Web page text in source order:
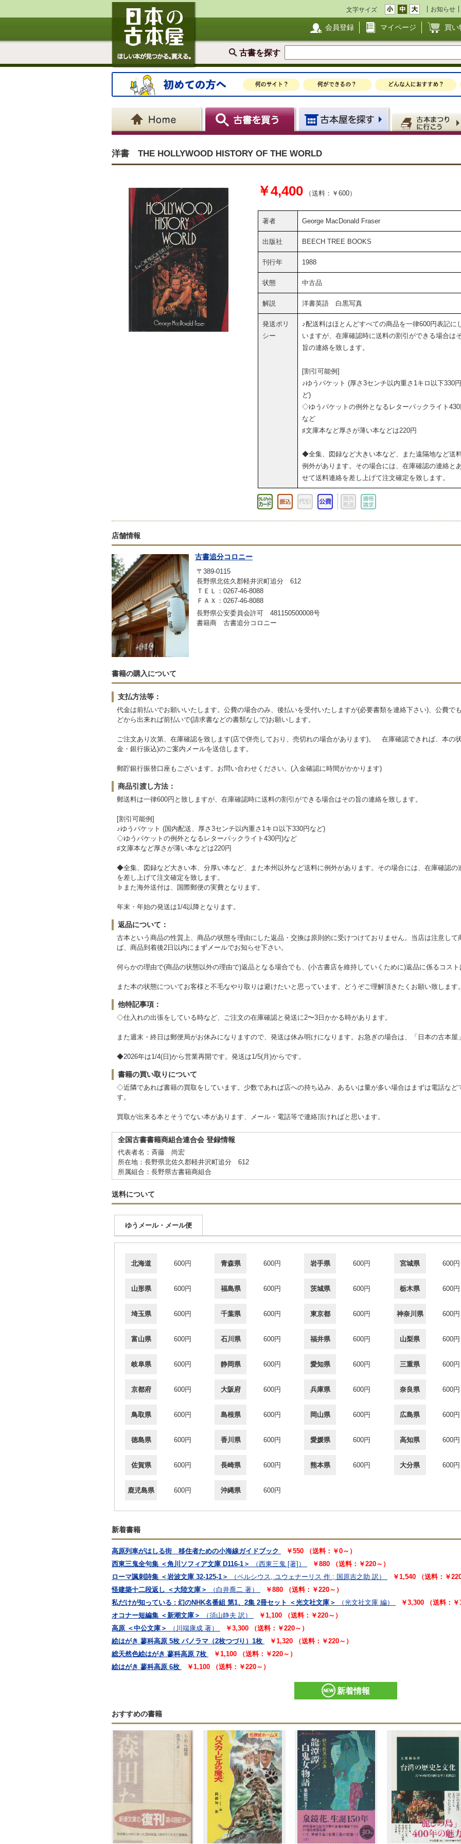
文字サイズ お知らせ
会員登録 マイページ 買い
古書を探す
洋書 THE HOLLYWOOD HISTORY OF THE WORLD
￥4,400 （送料：￥600）
著者 George MacDonald Fraser
出版社 BEECH TREE BOOKS
刊行年 1988
状態 中古品
解説 洋書英語 白黒写真
発送ポリ
シー
♪配送料はほとんどすべての商品を一律600円表記に
いますが、在庫確認時に送料の割引ができる場合は
旨の連絡を致します。
[割引可能例]
♪ゆうパケット (厚さ3センチ以内重さ1キロ以下330
ど)
◇ゆうパケットの例外となるレターパックライト430
など
♯文庫本など厚さが薄い本などは220円
◆全集、図録など大きい本など、また遠隔地など送
例外があります。その場合には、在庫確認の連絡と
せて送料連絡を差し上げて注文確定を致します。
店舗情報
古書追分コロニー
〒389-0115
長野県北佐久郡軽井沢町追分 612
ＴＥＬ：0267-46-8088
ＦＡＸ：0267-46-8088
長野県公安委員会許可 481150500008号
書籍商 古書追分コロニー
書籍の購入について
支払方法等：
代金は前払いでお願いいたします。公費の場合のみ、後払いを受付いたしますが(必要書類を連絡下さい)、公費で
どから出来れば前払いで(請求書などの書類なしで)お願いします。
ご注文あり次第、在庫確認を致します(店で併売しており、売切れの場合があります)。 在庫確認できれば、本の
金・銀行振込)のご案内メールを送信します。
郵貯銀行振替口座もございます。お問い合わせください。(入金確認に時間がかかります)
商品引渡し方法：
郵送料は一律600円と致しますが、在庫確認時に送料の割引ができる場合はその旨の連絡を致します。
[割引可能例]
♪ゆうパケット (国内配送、厚さ3センチ以内重さ1キロ以下330円など)
◇ゆうパケットの例外となるレターパックライト430円)など
♯文庫本など厚さが薄い本などは220円
◆全集、図録など大きい本、分厚い本など、また本州以外など送料に例外があります。その場合には、在庫確認
を差し上げて注文確定を致します。
♭また海外送付は、国際郵便の実費となります。
年末・年始の発送は1/4以降となります。
返品について：
古本という商品の性質上、商品の状態を理由にした返品・交換は原則的に受けつけておりません。当店は注意し
ば、商品到着後2日以内にまずメールでお知らせ下さい。
何らかの理由で(商品の状態以外の理由で)返品となる場合でも、(小古書店を維持していくために)返品に係るコス
また本の状態についてお客様と不毛なやり取りは避けたいと思っています。どうぞご理解頂きたくお願い致します
他特記事項：
◇仕入れの出張をしている時など、ご注文の在庫確認と発送に2〜3日かかる時があります。
また週末・終日は郵便局がお休みになりますので、発送は休み明けになります。お急ぎの場合は、「日本の古本
◆2026年は1/4(日)から営業再開です。発送は1/5(月)からです。
書籍の買い取りについて
◇近隣であれば書籍の買取をしています。少数であれば店への持ち込み、あるいは量が多い場合はまずは電話な
す。
買取が出来る本とそうでない本があります、メール・電話等で連絡頂ければと思います。
全国古書書籍商組合連合会 登録情報
代表者名：斉藤 尚宏
所在地：長野県北佐久郡軽井沢町追分 612
所属組合：長野県古書籍商組合
送料について
ゆうメール・メール便
北海道 600円 青森県 600円 岩手県 600円 宮城県 600円
山形県 600円 福島県 600円 茨城県 600円 栃木県 600円
埼玉県 600円 千葉県 600円 東京都 600円 神奈川県 600円
富山県 600円 石川県 600円 福井県 600円 山梨県 600円
岐阜県 600円 静岡県 600円 愛知県 600円 三重県 600円
京都府 600円 大阪府 600円 兵庫県 600円 奈良県 600円
鳥取県 600円 島根県 600円 岡山県 600円 広島県 600円
徳島県 600円 香川県 600円 愛媛県 600円 高知県 600円
佐賀県 600円 長崎県 600円 熊本県 600円 大分県 600円
鹿児島県 600円 沖縄県 600円
新着書籍
高原列車がはしる街 移住者ための小海線ガイドブック
￥550 （送料：￥0～）
西東三鬼全句集 ＜角川ソフィア文庫 D116-1＞
（西東三鬼 [著]）
￥880 （送料：￥220～）
ローマ諷刺詩集 ＜岩波文庫 32-125-1＞
（ペルシウス, ユウェナーリス 作 ; 国原吉之助 訳）
￥1,540 （送料：￥
怪建築十二段返し ＜大陸文庫＞
（白井喬二 著）
￥880 （送料：￥220～）
私だけが知っている : 幻のNHK名番組 第1、2集 2冊セット ＜光文社文庫＞
（光文社文庫 編）
￥3,300 （送料：
オコナー短編集 ＜新潮文庫＞
（須山静夫 訳）
￥1,100 （送料：￥220～）
高原 ＜中公文庫＞
（川端康成 著）
￥3,300 （送料：￥220～）
絵はがき 蓼科高原 5枚 パノラマ（2枚つづり）1枚
￥1,320 （送料：￥220～）
総天然色絵はがき 蓼科高原 7枚
￥1,100 （送料：￥220～）
絵はがき 蓼科高原 6枚
￥1,100 （送料：￥220～）
新着情報
おすすめの書籍